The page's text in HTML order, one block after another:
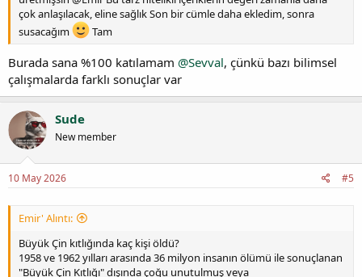
çok anlaşılacak, eline sağlık Son bir cümle daha ekledim, sonra
susacağım
Tam
Burada sana %100 katılamam @Sevval, çünkü bazı bilimsel
çalışmalarda farklı sonuçlar var
Sude
New member
10 May 2026 #5
Emir' Alıntı:
Büyük Çin kıtlığında kaç kişi öldü?
1958 ve 1962 yılları arasında 36 milyon insanın ölümü ile sonuçlanan
"Büyük Çin Kıtlığı" dışında çoğu unutulmuş veya